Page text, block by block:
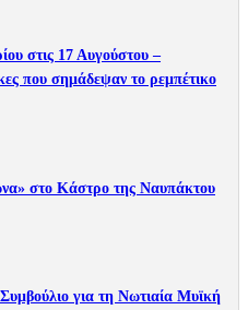
στις 17 Αυγούστου –
που σημάδεψαν το ρεμπέτικο
στο Κάστρο της Ναυπάκτου
για τη Νωτιαία Μυϊκή